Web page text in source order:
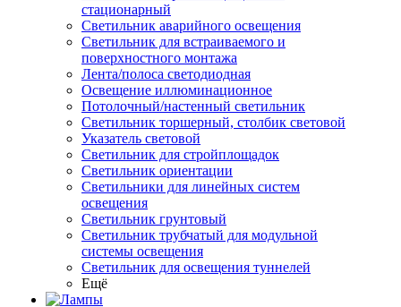
стационарный
Светильник аварийного освещения
Светильник для встраиваемого и
поверхностного монтажа
Лента/полоса светодиодная
Освещение иллюминационное
Потолочный/настенный светильник
Светильник торшерный, столбик световой
Указатель световой
Светильник для стройплощадок
Светильник ориентации
Светильники для линейных систем
освещения
Светильник грунтовый
Светильник трубчатый для модульной
системы освещения
Светильник для освещения туннелей
Ещё